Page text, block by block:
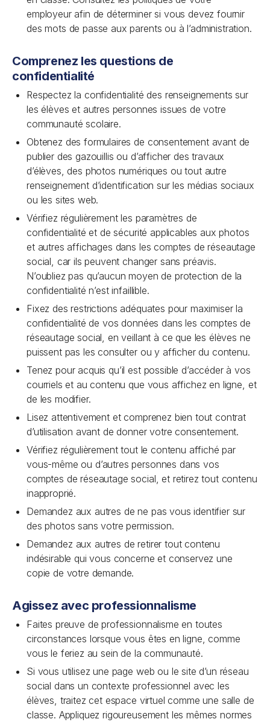
employeur afin de déterminer si vous devez fournir
des mots de passe aux parents ou à l’administration.
Comprenez les questions de
confidentialité
Respectez la confidentialité des renseignements sur
les élèves et autres personnes issues de votre
communauté scolaire.
Obtenez des formulaires de consentement avant de
publier des gazouillis ou d’afficher des travaux
d’élèves, des photos numériques ou tout autre
renseignement d’identification sur les médias sociaux
ou les sites web.
Vérifiez régulièrement les paramètres de
confidentialité et de sécurité applicables aux photos
et autres affichages dans les comptes de réseautage
social, car ils peuvent changer sans préavis.
N’oubliez pas qu’aucun moyen de protection de la
confidentialité n’est infaillible.
Fixez des restrictions adéquates pour maximiser la
confidentialité de vos données dans les comptes de
réseautage social, en veillant à ce que les élèves ne
puissent pas les consulter ou y afficher du contenu.
Tenez pour acquis qu’il est possible d’accéder à vos
courriels et au contenu que vous affichez en ligne, et
de les modifier.
Lisez attentivement et comprenez bien tout contrat
d’utilisation avant de donner votre consentement.
Vérifiez régulièrement tout le contenu affiché par
vous-même ou d’autres personnes dans vos
comptes de réseautage social, et retirez tout contenu
inapproprié.
Demandez aux autres de ne pas vous identifier sur
des photos sans votre permission.
Demandez aux autres de retirer tout contenu
indésirable qui vous concerne et conservez une
copie de votre demande.
Agissez avec professionnalisme
Faites preuve de professionnalisme en toutes
circonstances lorsque vous êtes en ligne, comme
vous le feriez au sein de la communauté.
Si vous utilisez une page web ou le site d’un réseau
social dans un contexte professionnel avec les
élèves, traitez cet espace virtuel comme une salle de
classe. Appliquez rigoureusement les mêmes normes